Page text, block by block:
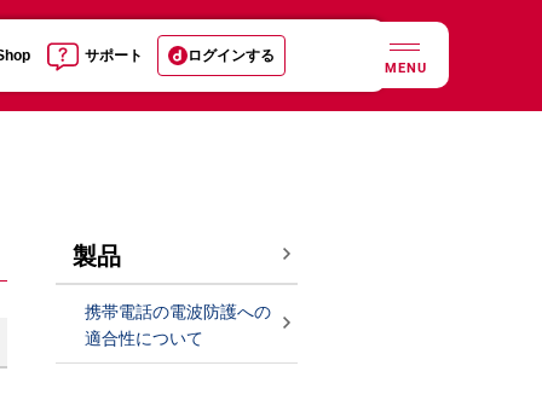
サポート ログインする
MENU
製品
携帯電話の電波防護への
適合性について